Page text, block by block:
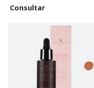
Consultar